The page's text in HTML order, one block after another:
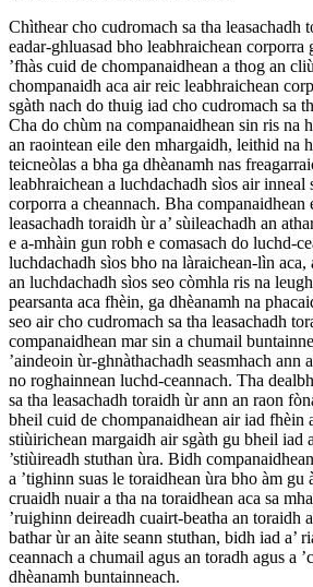
Chìthear cho cudromach sa tha leasachadh
eadar-ghluasad bho leabhraichean corporra
’fhàs cuid de chompanaidhean a thog an
chompanaidh aca air reic leabhraichean
sgàth nach do thuig iad cho cudromach sa
Cha do chùm na companaidhean sin ris na
an raointean eile den mhargaidh, leithid na
teicneòlas a bha ga dhèanamh nas
leabhraichean a luchdachadh sìos air inneal
corporra a cheannach. Bha companaidhean
leasachadh toraidh ùr a’ sùileachadh an
e a-mhàin gun robh e comasach do luchd-
luchdachadh sìos bho na làraichean-lìn
an luchdachadh sìos seo còmhla ris na
pearsanta aca fhèin, ga dhèanamh na
seo air cho cudromach sa tha leasachadh
companaidhean mar sin a chumail
’aindeoin ùr-ghnàthachadh seasmhach ann
no roghainnean luchd-ceannach. Tha
sa tha leasachadh toraidh ùr ann an raon
bheil cuid de chompanaidhean air iad fhèin
stiùirichean margaidh air sgàth gu bheil iad
’stiùireadh stuthan ùra. Bidh
a ’tighinn suas le toraidhean ùra bho àm gu
cruaidh nuair a tha na toraidhean aca sa
’ruighinn deireadh cuairt-beatha an toraidh
bathar ùr an àite seann stuthan, bidh iad a’
ceannach a chumail agus an toradh agus a
dhèanamh buntainneach.